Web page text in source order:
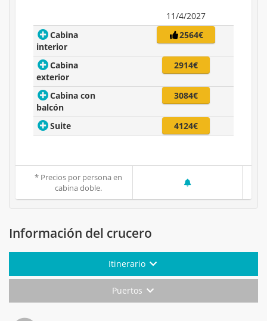
11/4/2027
Cabina
interior
2564€
Cabina
exterior
2914€
Cabina con
balcón
3084€
Suite 4124€
* Precios por persona en
cabina doble.
Información del crucero
Itinerario
Puertos